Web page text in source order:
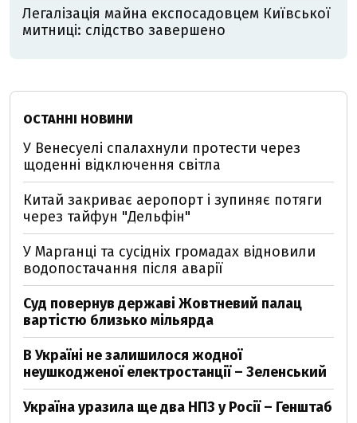
Легалізація майна експосадовцем Київської
митниці: слідство завершено
ОСТАННІ НОВИНИ
У Венесуелі спалахнули протести через
щоденні відключення світла
Китай закриває аеропорт і зупиняє потяги
через тайфун "Дельфін"
У Марганці та сусідніх громадах відновили
водопостачання після аварії
Суд повернув державі Жовтневий палац
вартістю близько мільярда
В Україні не залишилося жодної
неушкодженої електростанції – Зеленський
Україна уразила ще два НПЗ у Росії – Генштаб